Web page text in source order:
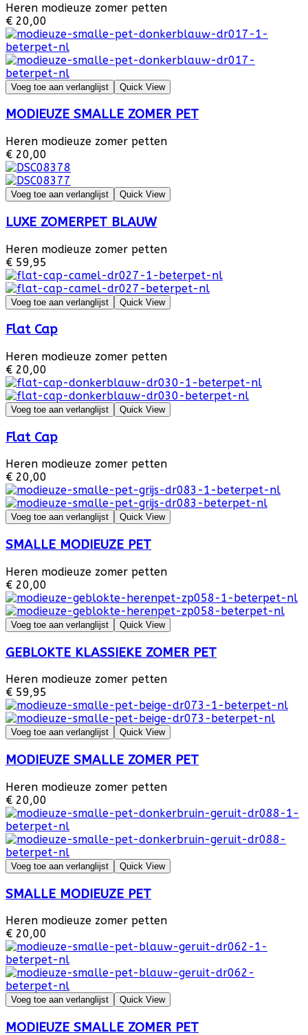
Heren modieuze zomer petten
€ 20,00
Voeg toe aan verlanglijst Quick View
MODIEUZE SMALLE ZOMER PET
Heren modieuze zomer petten
€ 20,00
Voeg toe aan verlanglijst Quick View
LUXE ZOMERPET BLAUW
Heren modieuze zomer petten
€ 59,95
Voeg toe aan verlanglijst Quick View
Flat Cap
Heren modieuze zomer petten
€ 20,00
Voeg toe aan verlanglijst Quick View
Flat Cap
Heren modieuze zomer petten
€ 20,00
Voeg toe aan verlanglijst Quick View
SMALLE MODIEUZE PET
Heren modieuze zomer petten
€ 20,00
Voeg toe aan verlanglijst Quick View
GEBLOKTE KLASSIEKE ZOMER PET
Heren modieuze zomer petten
€ 59,95
Voeg toe aan verlanglijst Quick View
MODIEUZE SMALLE ZOMER PET
Heren modieuze zomer petten
€ 20,00
Voeg toe aan verlanglijst Quick View
SMALLE MODIEUZE PET
Heren modieuze zomer petten
€ 20,00
Voeg toe aan verlanglijst Quick View
MODIEUZE SMALLE ZOMER PET